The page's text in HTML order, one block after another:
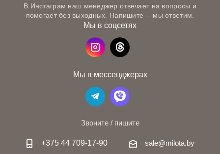
В Инстаграм наш менеджер отвечает на вопросы и
помогает без выходных. Напишите -- мы ответим.
Мы в соцсетях
Мы в мессенджерах
Звоните / пишите
+375 44 709-17-90 sale@milota.by